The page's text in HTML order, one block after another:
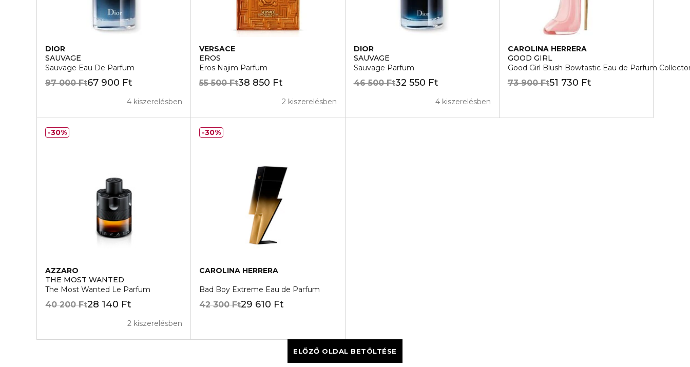
DIOR
SAUVAGE
Sauvage Eau De Parfum
67 900 Ft
97 000 Ft
4 kiszerelésben
VERSACE
EROS
Eros Najim Parfum
38 850 Ft
55 500 Ft
2 kiszerelésben
DIOR
SAUVAGE
Sauvage Parfum
32 550 Ft
46 500 Ft
4 kiszerelésben
CAROLINA HERRERA
GOOD GIRL
Good Girl Blush Bowtastic Eau de Parfum
51 730 Ft
73 900 Ft
AZZARO
THE MOST WANTED
The Most Wanted Le Parfum
28 140 Ft
40 200 Ft
2 kiszerelésben
30%
CAROLINA HERRERA
Bad Boy Extreme Eau de Parfum
29 610 Ft
42 300 Ft
30%
ELŐZŐ OLDAL BETÖLTÉSE